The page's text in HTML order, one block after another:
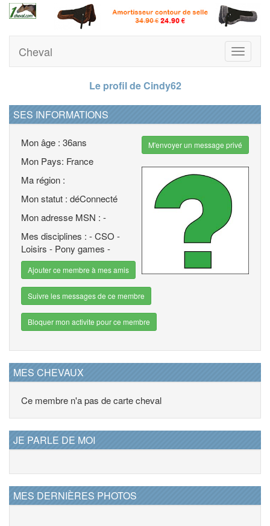
Toggle
Cheval
Le profil de Cindy62
SES INFORMATIONS
Mon âge : 36ans
Mon Pays: France
Ma région :
Mon statut : déConnecté
Mon adresse MSN : -
Mes disciplines : - CSO -
Loisirs - Pony games -
Ajouter ce membre à mes amis
Suivre les messages de ce membre
Bloquer mon activite pour ce membre
M'envoyer un message privé
MES CHEVAUX
Ce membre n'a pas de carte cheval
JE PARLE DE MOI
MES DERNIÈRES PHOTOS